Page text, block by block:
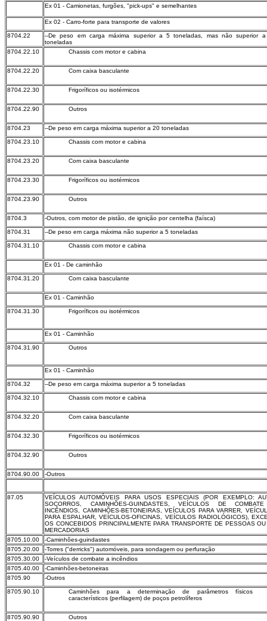
Ex 01 - Camionetas, furgões, "pick-ups" e semelhantes
Ex 02 - Carro-forte para transporte de valores
8704.22
--De peso em carga máxima superior a 5 toneladas, mas não superior
toneladas
8704.22.10
Chassis com motor e cabina
8704.22.20 Com caixa basculante
8704.22.30 Frigoríficos ou isotérmicos
8704.22.90 Outros
8704.23 --De peso em carga máxima superior a 20 toneladas
8704.23.10 Chassis com motor e cabina
8704.23.20 Com caixa basculante
8704.23.30 Frigoríficos ou isotérmicos
8704.23.90 Outros
8704.3 -Outros, com motor de pistão, de ignição por centelha (faísca)
8704.31 --De peso em carga máxima não superior a 5 toneladas
8704.31.10 Chassis com motor e cabina
Ex 01 - De caminhão
8704.31.20 Com caixa basculante
Ex 01 - Caminhão
8704.31.30 Frigoríficos ou isotérmicos
Ex 01 - Caminhão
8704.31.90 Outros
Ex 01 - Caminhão
8704.32 --De peso em carga máxima superior a 5 toneladas
8704.32.10 Chassis com motor e cabina
8704.32.20 Com caixa basculante
8704.32.30 Frigoríficos ou isotérmicos
8704.32.90 Outros
8704.90.00 -Outros
87.05
VEÍCULOS AUTOMÓVEIS PARA USOS ESPECIAIS (POR EXEMPLO:
SOCORROS, CAMINHÕES-GUINDASTES, VEÍCULOS DE
INCÊNDIOS, CAMINHÕES-BETONEIRAS, VEÍCULOS PARA VARRER,
PARA ESPALHAR, VEÍCULOS-OFICINAS, VEÍCULOS RADIOLÓGICOS),
OS CONCEBIDOS PRINCIPALMENTE PARA TRANSPORTE DE PESSOAS
MERCADORIAS
8705.10.00
-Caminhões-guindastes
8705.20.00
-Torres ("derricks") automóveis, para sondagem ou perfuração
8705.30.00
-Veículos de combate a incêndios
8705.40.00
-Caminhões-betoneiras
8705.90
-Outros
8705.90.10
Caminhões para a determinação de parâmetros físicos
característicos (perfilagem) de poços petrolíferos
8705.90.90 Outros